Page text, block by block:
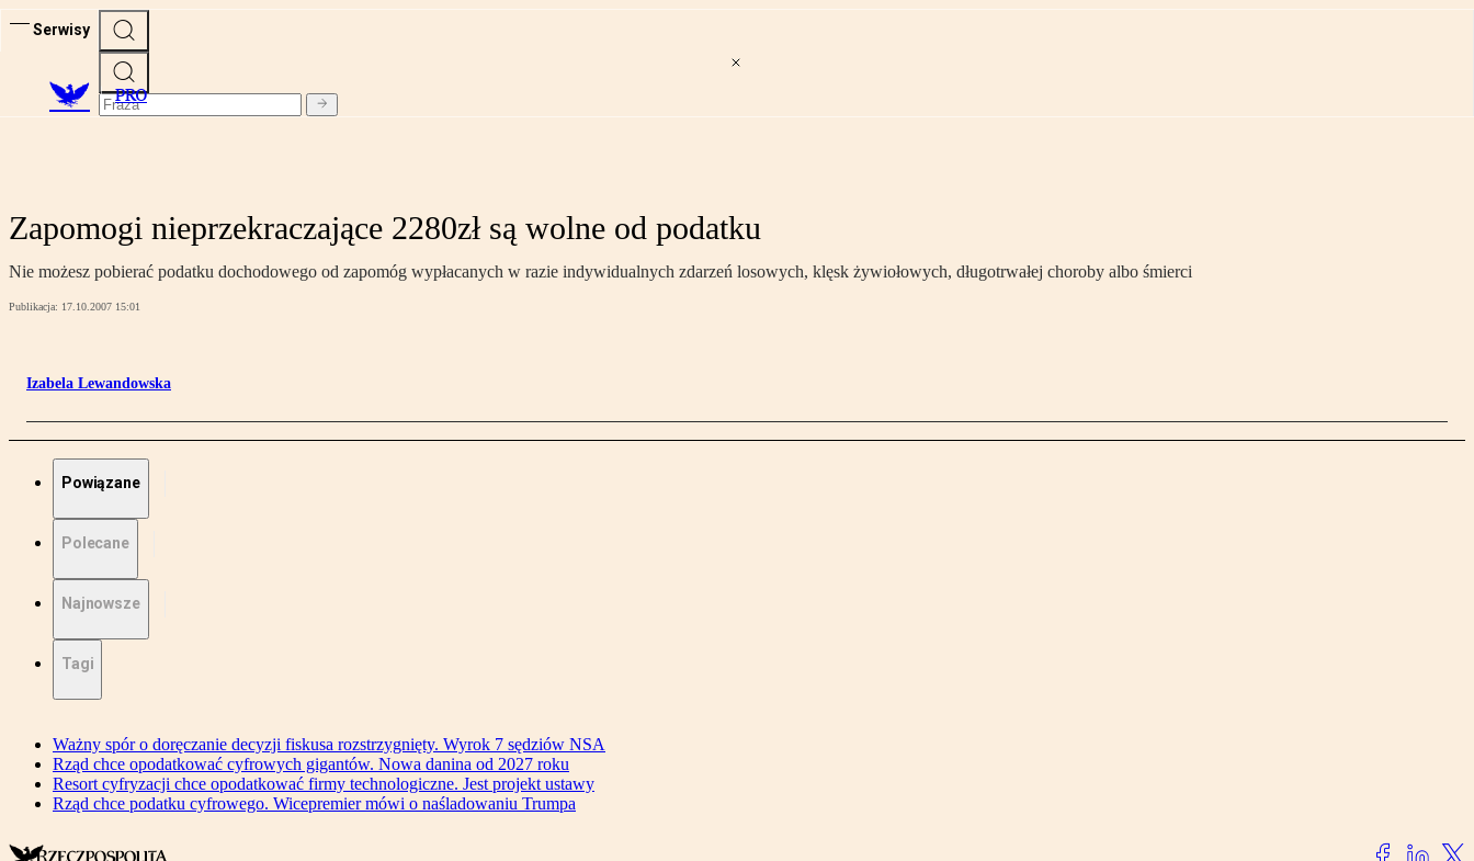
Serwisy
PRO
Zapomogi nieprzekraczające 2280zł są wolne od podatku
Nie możesz pobierać podatku dochodowego od zapomóg wypłacanych w razie indywidualnych zdarzeń losowych, klęsk żywiołowych, długotrwałej choroby albo śmierci
Publikacja: 17.10.2007 15:01
Izabela Lewandowska
Powiązane
Polecane
Najnowsze
Tagi
Ważny spór o doręczanie decyzji fiskusa rozstrzygnięty. Wyrok 7 sędziów NSA
Rząd chce opodatkować cyfrowych gigantów. Nowa danina od 2027 roku
Resort cyfryzacji chce opodatkować firmy technologiczne. Jest projekt ustawy
Rząd chce podatku cyfrowego. Wicepremier mówi o naśladowaniu Trumpa